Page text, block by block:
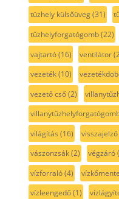
tüzhely külsőüveg(31)
tűzhelyforgatógomb(22)
vajtartó(16) ventilátor
vezeték(10)
vezető cső(2)
világítás (16) visszajelző
vászonzsák(2) végzáró
vízforraló(4)
vízleengedő(1)